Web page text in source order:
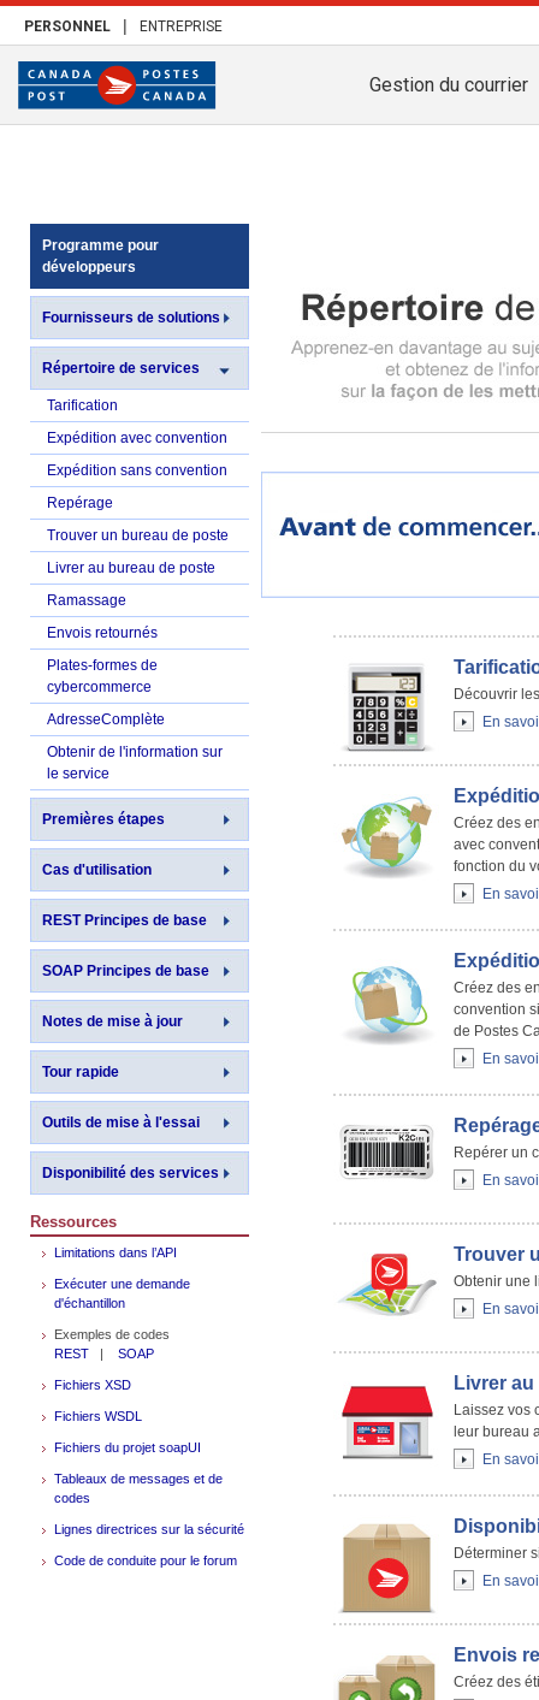
PERSONNEL | ENTREPRISE
Gestion du courrier
Programme pour
développeurs
Fournisseurs de solutions
Répertoire de services
Tarification
Expédition avec convention
Expédition sans convention
Repérage
Trouver un bureau de poste
Livrer au bureau de poste
Ramassage
Envois retournés
Plates-formes de
cybercommerce
AdresseComplète
Obtenir de l'information sur
le service
Premières étapes
Cas d'utilisation
REST Principes de base
SOAP Principes de base
Notes de mise à jour
Tour rapide
Outils de mise à l'essai
Disponibilité des services
Ressources
Limitations dans l’API
Exécuter une demande
d'échantillon
Exemples de codes
REST | SOAP
Fichiers XSD
Fichiers WSDL
Fichiers du projet soapUI
Tableaux de messages et de
codes
Lignes directrices sur la sécurité
Code de conduite pour le forum
Découvrir
En
Créez des
avec
fonction du
En
Créez des
convention
de Postes
En
Repérer un
En
Trouver
Obtenir une
En
Livrer
Laissez vos
leur bureau
En
Déterminer
En
Envois
Créez des